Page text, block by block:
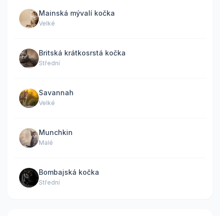
Mainská mývalí kočka
Velké
Britská krátkosrstá kočka
Střední
Savannah
Velké
Munchkin
Malé
Bombajská kočka
Střední